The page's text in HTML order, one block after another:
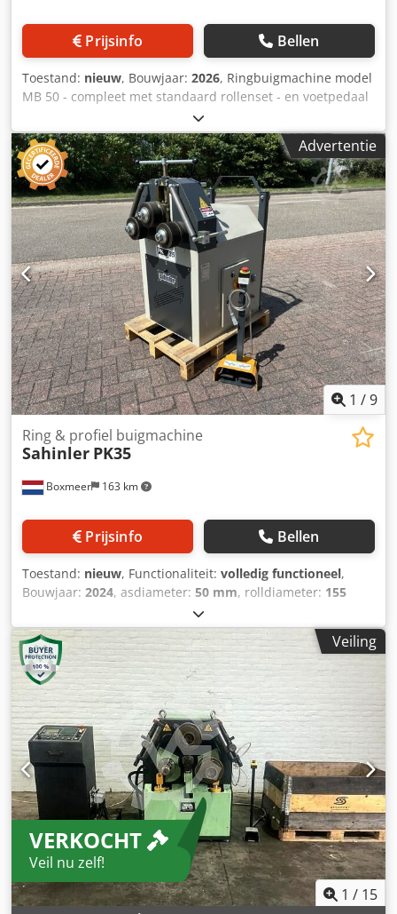
Prijsinfo Bellen
Toestand: nieuw, Bouwjaar: 2026, Ringbuigmachine model
MB 50 - compleet met standaard rollenset - en voetpedaal
- mechanische toevoer van de drukrol Crsdpfx
Ajdkxlkebmjf - twee aangedreven rollen - kan horizontaal
en verticaal worden gebruikt - buigcapaciteit tot 60x10 mm
aan de rand - ronde buis tot 60 x 3,6 mm - hoekijzer
50x50x6 mm - Massief materiaal 35 mm - Aandrijfmotor 1,5
kw 400 volt 3 fase - Asrotatie 4,5 rpm - Schachtdiameter 50
mm - Gewicht 325 kg
Advertentie
1 /9
Boxmeer 163 km
Ring & profiel buigmachine
Sahinler PK35
Prijsinfo Bellen
Toestand: nieuw, Functionaliteit: volledig functioneel,
Bouwjaar: 2024, asdiameter: 50 mm, rolldiameter: 155
, vermogen:
ingangsspanning:400 V, Uitrusting:documentatie /
handleiding, noodstop, Merk: Sahinler Model: PK 35
Bouwjaar: 2024, ongebruikt Cedpfswt Sy Aex Abmorf
Capaciteit (kW): 1,5 Spanning: 400 Frequentie (Hz): 50
Afmetingen LxBxH (mm): 1000 x 750 x 1400 Gewicht (kg) ca.:
400 Aantal op voorraad: 4 Geproduceerd in: Turkije Ø
Diameter (mm): 50 Opmerkingen: Ongebruikte machines
tegen concurrerende prijzen, meerdere exemplaren op
voorraad, voetpedaal inbegrepen.
Veiling
VERKOCHT
Veil nu zelf!
1 / 15